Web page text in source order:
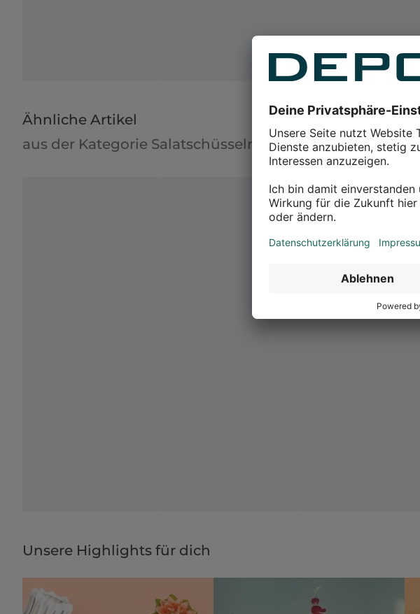
Ähnliche Artikel
aus der Kategorie Salatschüsseln
Unsere Highlights für dich